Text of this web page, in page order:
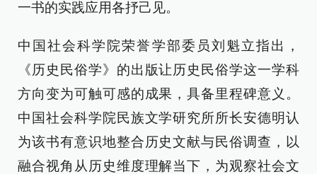
一书的实践应用各抒己见。
中国社会科学院荣誉学部委员刘魁立指出，
《历史民俗学》的出版让历史民俗学这一学科
方向变为可触可感的成果，具备里程碑意义。
中国社会科学院民族文学研究所所长安德明认
为该书有意识地整合历史文献与民俗调查，以
融合视角从历史维度理解当下，为观察社会文